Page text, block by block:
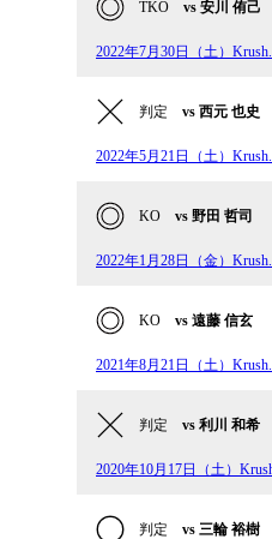
TKO vs 安川 侑己
2022年7月30日（土）
判定 vs 西元 也史
2022年5月21日（土）
KO vs 野田 哲司
2022年1月28日（金）
KO vs 遠藤 信玄
2021年8月21日（土）
判定 vs 利川 和希
2020年10月17日（土）
判定 vs 三輪 裕樹